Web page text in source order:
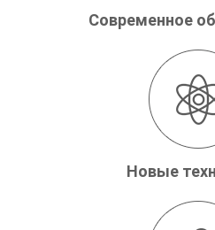
Современное
Новые